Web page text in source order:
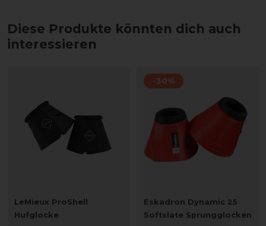
Diese Produkte könnten dich auch
interessieren
LeMieux ProShell
Hufglocke
-30%
Eskadron Dynamic 25
Softslate Sprungglocken